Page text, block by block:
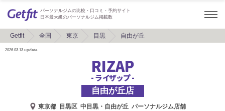
パーソナルジムの比較・口コミ・予約サイト
日本最大級のパーソナルジム掲載数
Getfit 全国 東京 目黒 自由が丘
2026.03.13 update
RIZAP
- ライザップ -
自由が丘店
東京都 目黒区 中目黒・自由が丘 パーソナルジム店舗